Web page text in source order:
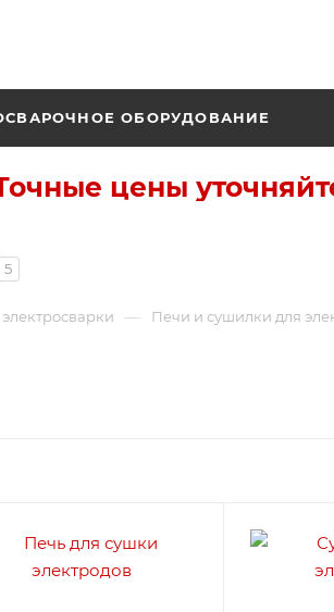
ОБОРУДОВАНИЕ
цены
5
— Печи и сушилки для